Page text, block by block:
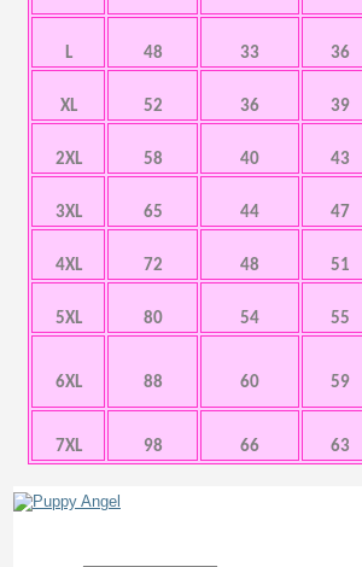
L 48 33 36
XL 52 36 39
2XL 58 40 43
3XL 65 44 47
4XL 72 48 51
5XL 80 54 55
6XL 88 60 59
7XL 98 66 63